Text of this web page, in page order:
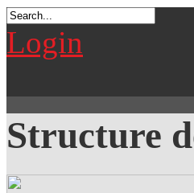
Login
Structure